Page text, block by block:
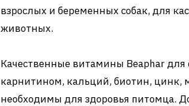
взрослых и беременных собак, для
животных.
Качественные витамины Beaphar для
карнитином, кальций, биотин, цинк,
необходимы для здоровья питомца.